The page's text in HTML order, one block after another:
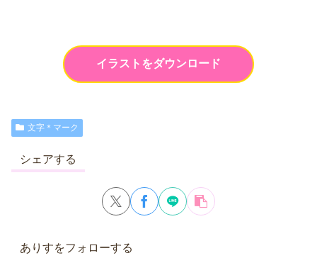
イラストをダウンロード
文字＊マーク
シェアする
ありすをフォローする